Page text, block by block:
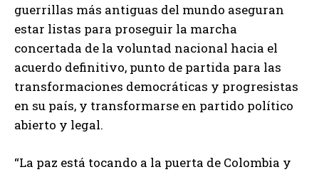
guerrillas más antiguas del mundo aseguran
estar listas para proseguir la marcha
concertada de la voluntad nacional hacia el
acuerdo definitivo, punto de partida para las
transformaciones democráticas y progresistas
en su país, y transformarse en partido político
abierto y legal.
“La paz está tocando a la puerta de Colombia y